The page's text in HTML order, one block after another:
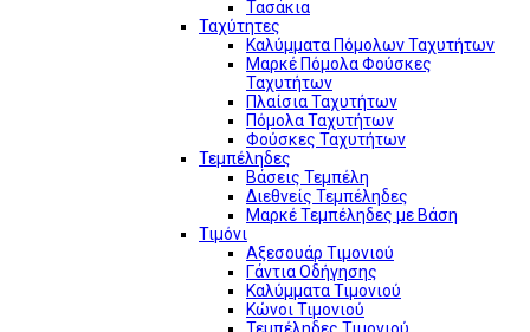
Τασάκια
Ταχύτητες
Καλύμματα Πόμολων Ταχυτήτων
Μαρκέ Πόμολα Φούσκες
Ταχυτήτων
Πλαίσια Ταχυτήτων
Πόμολα Ταχυτήτων
Φούσκες Ταχυτήτων
Τεμπέληδες
Βάσεις Τεμπέλη
Διεθνείς Τεμπέληδες
Μαρκέ Τεμπέληδες με Βάση
Τιμόνι
Αξεσουάρ Τιμονιού
Γάντια Οδήγησης
Καλύμματα Τιμονιού
Κώνοι Τιμονιού